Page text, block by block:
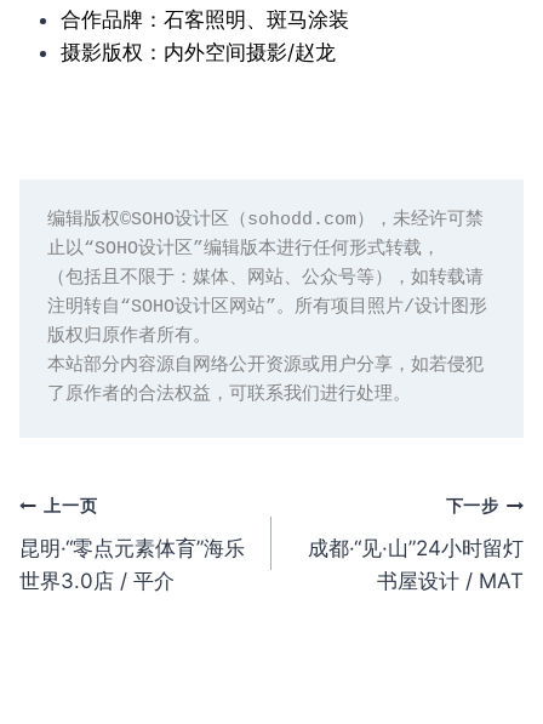
合作品牌：石客照明、斑马涂装
摄影版权：内外空间摄影/赵龙
编辑版权©️SOHO设计区（sohodd.com），未经许可禁
止以“SOHO设计区”编辑版本进行任何形式转载，
（包括且不限于：媒体、网站、公众号等），如转载请
注明转自“SOHO设计区网站”。所有项目照片/设计图形
版权归原作者所有。
本站部分内容源自网络公开资源或用户分享，如若侵犯
了原作者的合法权益，可联系我们进行处理。
文
章
上一页
昆明·“零点元素体育”海乐
世界3.0店 / 平介
下一步
成都·“见·山”24小时留灯
书屋设计 / MAT